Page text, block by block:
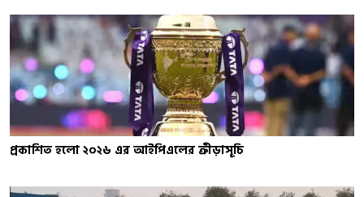
প্রকাশিত হলো ২০২৬ এর আইপিএলের ক্রীড়াসূচি